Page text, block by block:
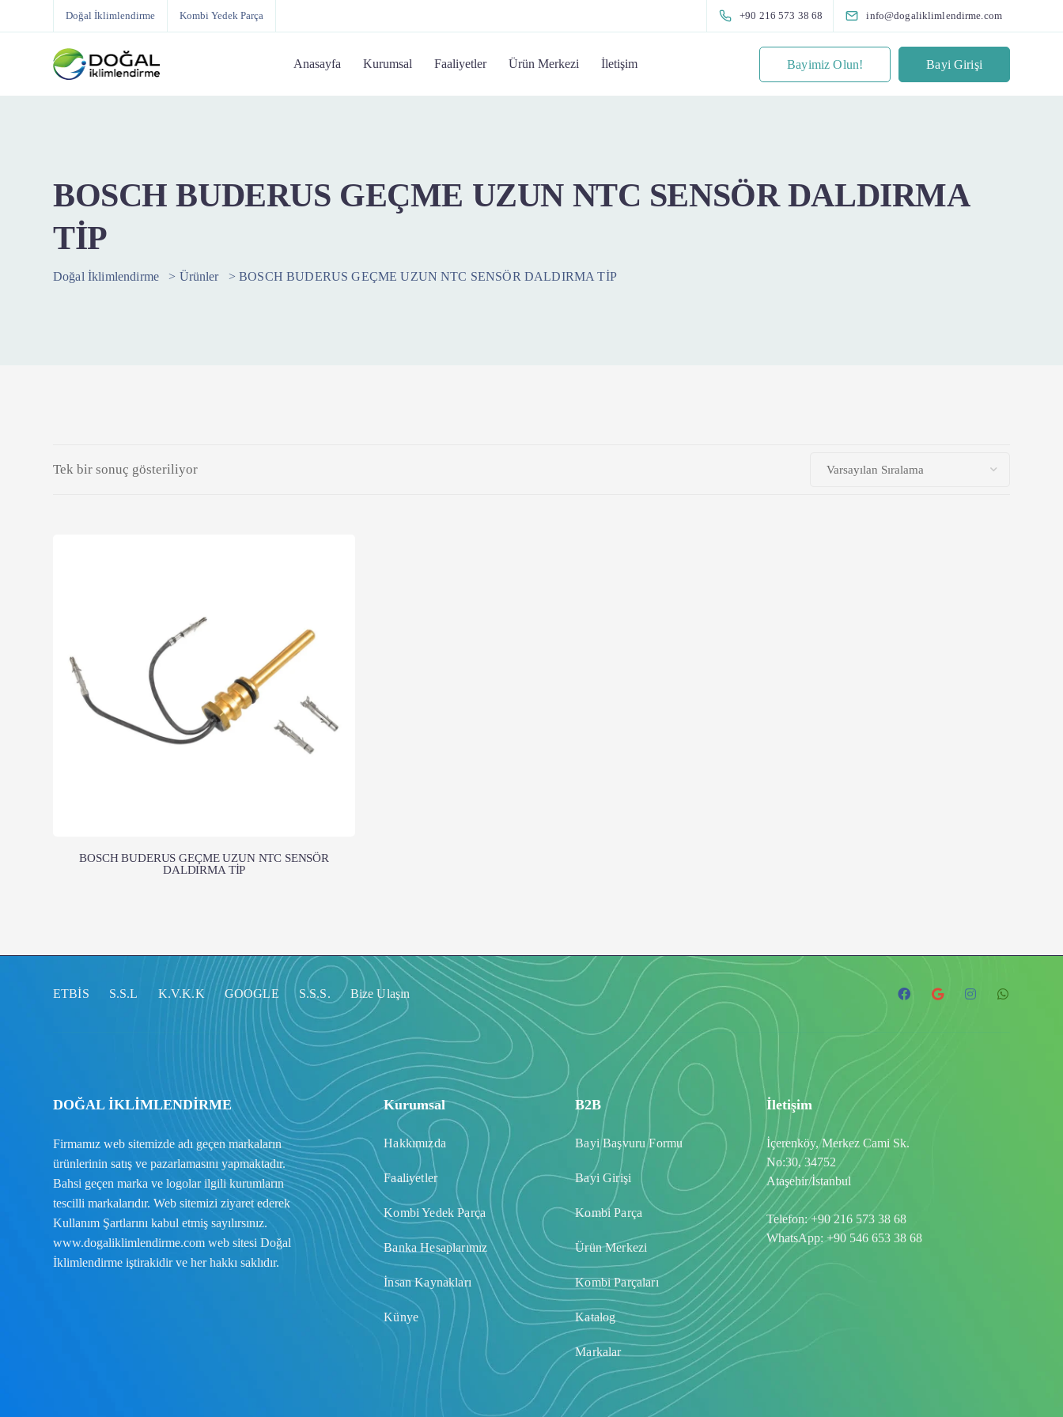
Doğal İklimlendirme Kombi Yedek Parça +90 216 573 38 68 info@dogaliklimlendirme.com
Anasayfa Kurumsal Faaliyetler Ürün Merkezi İletişim Bayimiz Olun! Bayi Girişi
BOSCH BUDERUS GEÇME UZUN NTC SENSÖR DALDIRMA
TİP
Doğal İklimlendirme > Ürünler >BOSCH BUDERUS GEÇME UZUN NTC SENSÖR DALDIRMA TİP
Tek bir sonuç gösteriliyor
BOSCH BUDERUS GEÇME UZUN NTC SENSÖR
DALDIRMA TİP
ETBİS S.S.L K.V.K.K GOOGLE S.S.S. Bize Ulaşın
DOĞAL İKLİMLENDİRME
Firmamız web sitemizde adı geçen markaların
ürünlerinin satış ve pazarlamasını yapmaktadır.
Bahsi geçen marka ve logolar ilgili kurumların
tescilli markalarıdır. Web sitemizi ziyaret ederek
Kullanım Şartlarını kabul etmiş sayılırsınız.
www.dogaliklimlendirme.com web sitesi Doğal
İklimlendirme iştirakidir ve her hakkı saklıdır.
Kurumsal
Hakkımızda
Faaliyetler
Kombi Yedek Parça
Banka Hesaplarımız
İnsan Kaynakları
Künye
B2B
Bayi Başvuru Formu
Bayi Girişi
Kombi Parça
Ürün Merkezi
Kombi Parçaları
Katalog
Markalar
İletişim
İçerenköy, Merkez Cami Sk.
No:30, 34752
Ataşehir/İstanbul
Telefon:+90 216 573 38 68
WhatsApp:+90 546 653 38 68